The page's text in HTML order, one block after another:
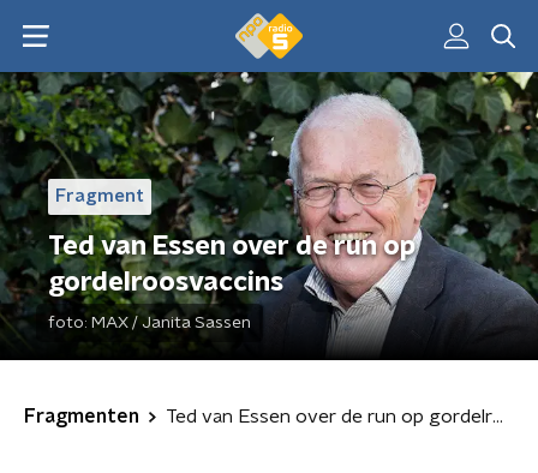
Fragment
Ted van Essen over de run op
gordelroosvaccins
foto: MAX / Janita Sassen
Fragmenten Ted van Essen over de run op gordelroosvaccins